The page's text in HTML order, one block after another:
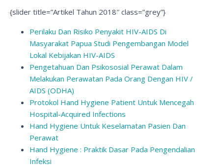
{slider title=”Artikel Tahun 2018″ class=”grey”}
Perilaku Dan Risiko Penyakit HIV-AIDS Di
Masyarakat Papua Studi Pengembangan Model
Lokal Kebijakan HIV-AIDS
Pengetahuan Dan Psikososial Perawat Dalam
Melakukan Perawatan Pada Orang Dengan HIV /
AIDS (ODHA)
Protokol Hand Hygiene Patient Untuk Mencegah
Hospital-Acquired Infections
Hand Hygiene Untuk Keselamatan Pasien Dan
Perawat
Hand Hygiene : Praktik Dasar Pada Pengendalian
Infeksi